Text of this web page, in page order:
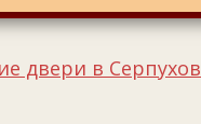
двери в